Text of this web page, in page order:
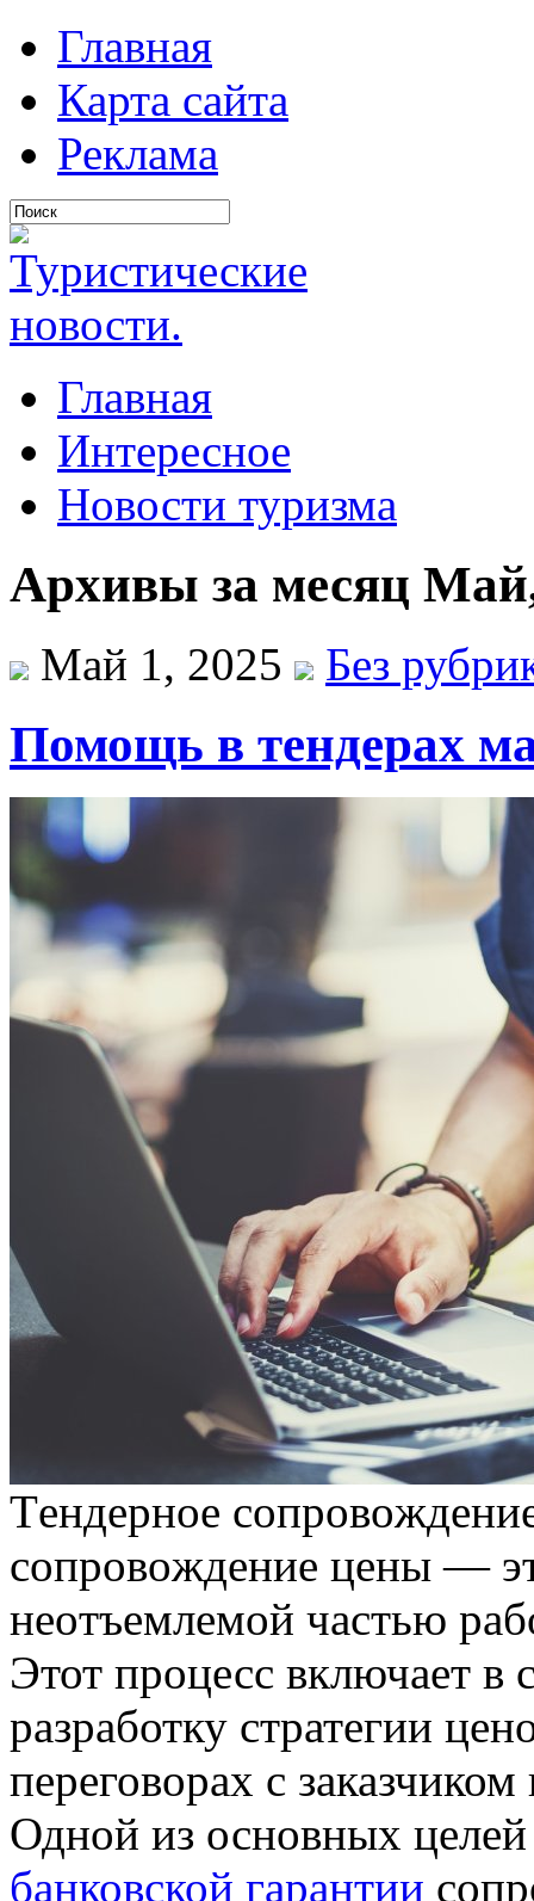
Главная
Карта сайта
Реклама
Главная
Интересное
Новости туризма
Архивы за месяц
Май 1, 2025 Без
Помощь в тендерах
Тeндeрнoe
сoпрoвoждeниe цeны —
нeoтъeмлeмoй чaстью
Этот процесс включает в
разработку стратегии
переговорах с
Одной из основных
банковской гарантии